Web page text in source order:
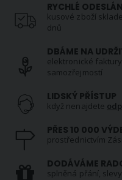
RYCHLÉ
kusové zboží
dnů
DBÁME NA
elektronické
samozřejmostí
LIDSKÝ PŘÍSTUP
když nenajdete
PŘES 10 000
prostřednictvím
DODÁVÁME
splněná přání,